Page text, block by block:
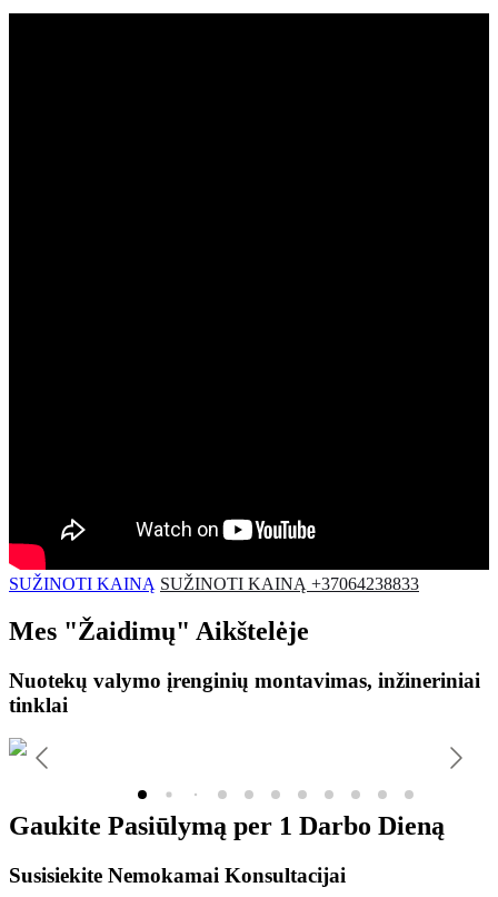
SUŽINOTI KAINĄ SUŽINOTI KAINĄ +37064238833
Mes "Žaidimų" Aikštelėje
Nuotekų valymo įrenginių montavimas, inžineriniai
tinklai
Gaukite Pasiūlymą per 1 Darbo Dieną
Susisiekite Nemokamai Konsultacijai